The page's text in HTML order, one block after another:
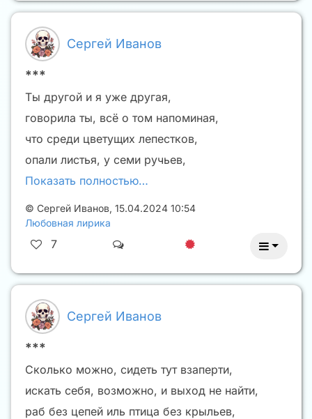
Сергей Иванов
***
Ты другой и я уже другая,
говорила ты, всё о том напоминая,
что среди цветущих лепестков,
опали листья, у семи ручьев,
Показать полностью…
© Сергей Иванов, 15.04.2024 10:54
Любовная лирика
7
Сергей Иванов
***
Сколько можно, сидеть тут взаперти,
искать себя, возможно, и выход не найти,
раб без цепей иль птица без крыльев,